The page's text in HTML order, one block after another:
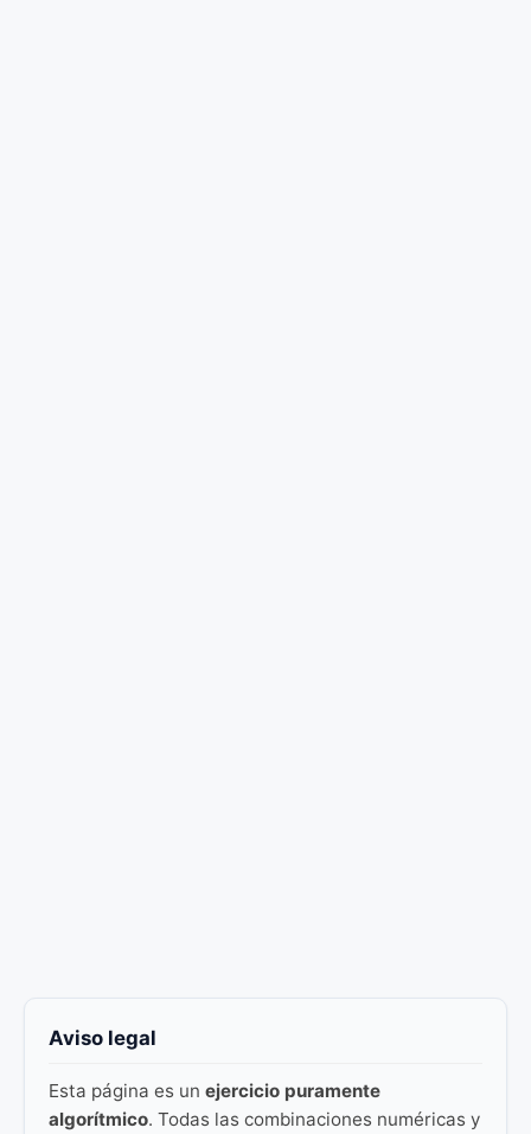
Aviso legal
Esta página es un ejercicio puramente
algorítmico. Todas las combinaciones numéricas y